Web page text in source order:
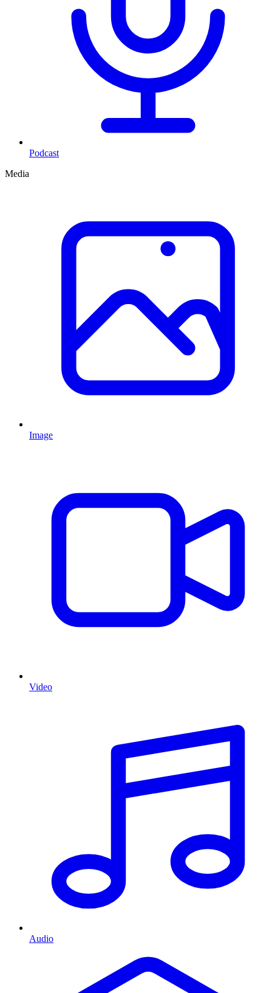
Podcast
Media
Image
Video
Audio